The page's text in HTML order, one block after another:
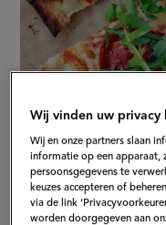
Wij vinden uw privacy
Wij en onze partners slaan
informatie op een apparaat,
persoonsgegevens te
keuzes accepteren of
via de link
worden doorgegeven aan